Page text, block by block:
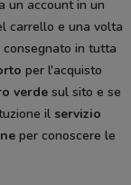
un account in un
carrello e una volta
in tutta
per l'acquisto
verde sul sito e se
il servizio
per conoscere le